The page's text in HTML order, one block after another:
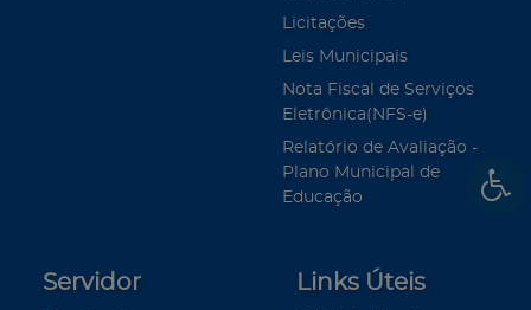
Licitações
Leis Municipais
Nota Fiscal de Serviços
Eletrônica(NFS-e)
Relatório de Avaliação -
Plano Municipal de
Educação
Servidor Links Úteis